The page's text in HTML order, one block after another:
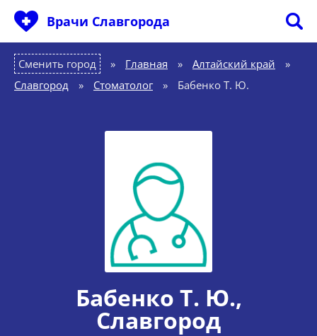
Врачи Славгорода
Сменить город Главная » Алтайский край
»
Славгород
» Стоматолог » Бабенко Т. Ю.
Бабенко Т. Ю.,
Славгород